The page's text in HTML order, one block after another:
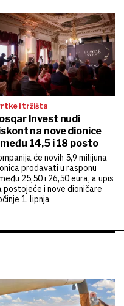
i tržišta
Invest nudi
na nove dionice
14,5 i 18 posto
će novih 5,9 milijuna
prodavati u rasponu
25,50 i 26,50 eura, a upis
postojeće i nove dioničare
1. lipnja